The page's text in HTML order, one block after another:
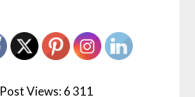
Post Views:6 311